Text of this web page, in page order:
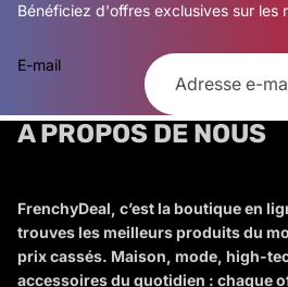
Bénéficiez d'offres exclusives sur les
E-mail
A PROPOS DE NOUS
FrenchyDeal, c’est la boutique en
trouves les meilleurs produits du
prix cassés. Maison, mode, high-
accessoires du quotidien : chaque